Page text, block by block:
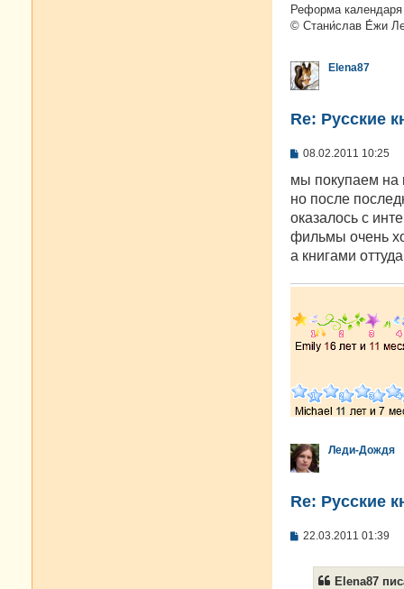
Реформа календаря
© Стани́слав Е́жи
Elena87
Re: Русские
С
о
щ
е
и
е
08.02.2011 10:25
мы покупаем на
но после
оказалось с
фильмы очень
а книгами
Леди-Дождя
Re: Русские
С
22.03.2011 01:39
Elena87